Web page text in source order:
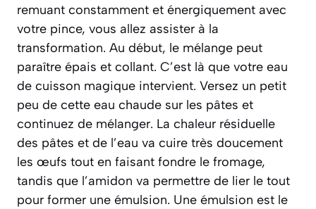
remuant constamment et énergiquement avec
votre pince, vous allez assister à la
transformation. Au début, le mélange peut
paraître épais et collant. C’est là que votre eau
de cuisson magique intervient. Versez un petit
peu de cette eau chaude sur les pâtes et
continuez de mélanger. La chaleur résiduelle
des pâtes et de l’eau va cuire très doucement
les œufs tout en faisant fondre le fromage,
tandis que l’amidon va permettre de lier le tout
pour former une émulsion. Une émulsion est le